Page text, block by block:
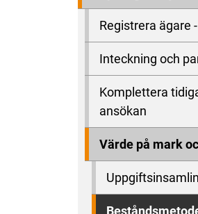
Registrera ägare
Inteckning och
Komplettera
ansökan
Värde på mark